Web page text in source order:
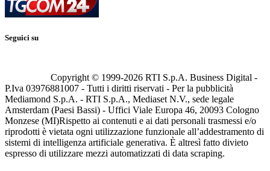
Seguici su
Copyright © 1999-2026 RTI S.p.A. Business Digital -
P.Iva 03976881007 - Tutti i diritti riservati - Per la pubblicità
Mediamond S.p.A. - RTI S.p.A., Mediaset N.V., sede legale
Amsterdam (Paesi Bassi) - Uffici Viale Europa 46, 20093 Cologno
Monzese (MI)Rispetto ai contenuti e ai dati personali trasmessi e/o
riprodotti è vietata ogni utilizzazione funzionale all’addestramento di
sistemi di intelligenza artificiale generativa. È altresì fatto divieto
espresso di utilizzare mezzi automatizzati di data scraping.